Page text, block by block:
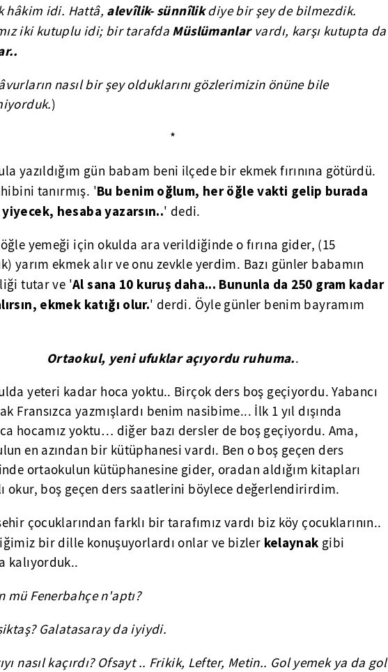
hâkim idi. Hattâ, alevîlik- sünnîlikdiye bir şey de bilmezdik.
iki kutuplu idi; bir tarafda Müslümanlar vardı, karşı kutupta da
nasıl bir şey olduklarını gözlerimizin önüne bile
)
*
yazıldığım gün babam beni ilçede bir ekmek fırınına götürdü.
tanırmış. 'Bu benim oğlum, her öğle vakti gelip burada
hesaba yazarsın..' dedi.
yemeği için okulda ara verildiğinde o fırına gider, (15
yarım ekmek alır ve onu zevkle yerdim. Bazı günler babamın
tutar ve 'Al sana 10 kuruş daha... Bununla da 250 gram kadar
ekmek katığı olur.' derdi. Öyle günler benim bayramım
Ortaokul, yeni ufuklar açıyordu ruhuma..
yeteri kadar hoca yoktu.. Birçok ders boş geçiyordu. Yabancı
Fransızca yazmışlardı benim nasibime... İlk 1 yıl dışında
hocamız yoktu… diğer bazı dersler de boş geçiyordu. Ama,
en azından bir kütüphanesi vardı. Ben o boş geçen ders
ortaokulun kütüphanesine gider, oradan aldığım kitapları
okur, boş geçen ders saatlerini böylece değerlendirirdim.
çocuklarından farklı bir tarafımız vardı biz köy çocuklarının..
bir dille konuşuyorlardı onlar ve bizler kelaynak gibi
kalıyorduk..
mü Fenerbahçe n'aptı?
Galatasaray da iyiydi.
nasıl kaçırdı? Ofsayt .. Frikik, Lefter, Metin.. Gol yemek ya da gol